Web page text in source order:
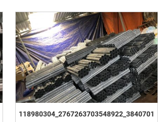
118980304_2767263703548922_3840701